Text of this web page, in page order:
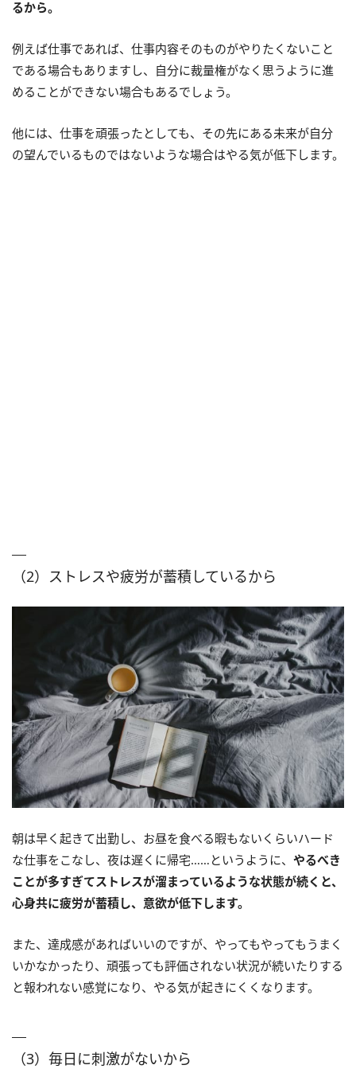
るから。
例えば仕事であれば、仕事内容そのものがやりたくないこと
である場合もありますし、自分に裁量権がなく思うように進
めることができない場合もあるでしょう。
他には、仕事を頑張ったとしても、その先にある未来が自分
の望んでいるものではないような場合はやる気が低下します。
（2）ストレスや疲労が蓄積しているから
朝は早く起きて出勤し、お昼を食べる暇もないくらいハード
な仕事をこなし、夜は遅くに帰宅……というように、 やるべき
ことが多すぎてストレスが溜まっているような状態が続くと、
心身共に疲労が蓄積し、意欲が低下します。
また、達成感があればいいのですが、やってもやってもうまく
いかなかったり、頑張っても評価されない状況が続いたりする
と報われない感覚になり、やる気が起きにくくなります。
（3）毎日に刺激がないから